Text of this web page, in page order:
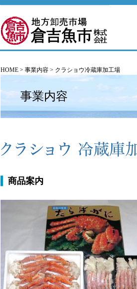
HOME > 事業内容 > クラショウ冷蔵庫加工場
事業内容
商品案内